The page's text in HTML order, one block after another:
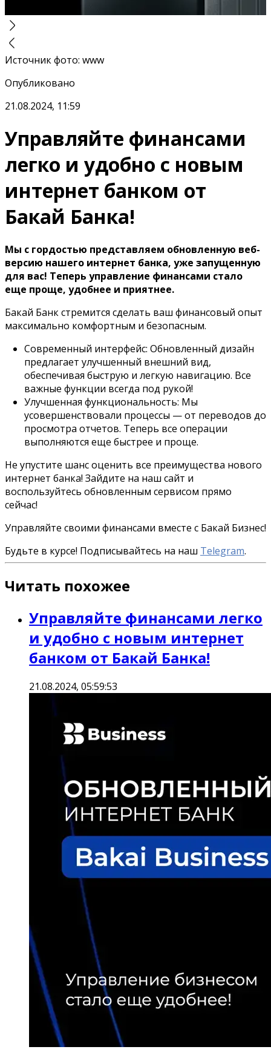
Источник фото: www
Опубликовано
21.08.2024, 11:59
Управляйте финансами
легко и удобно с новым
интернет банком от
Бакай Банка!
Мы с гордостью представляем обновленную веб-
версию нашего интернет банка, уже запущенную
для вас! Теперь управление финансами стало
еще проще, удобнее и приятнее.
Бакай Банк стремится сделать ваш финансовый опыт
максимально комфортным и безопасным.
Современный интерфейс: Обновленный дизайн
предлагает улучшенный внешний вид,
обеспечивая быструю и легкую навигацию. Все
важные функции всегда под рукой!
Улучшенная функциональность: Мы
усовершенствовали процессы — от переводов до
просмотра отчетов. Теперь все операции
выполняются еще быстрее и проще.
Не упустите шанс оценить все преимущества нового
интернет банка! Зайдите на наш сайт и
воспользуйтесь обновленным сервисом прямо
сейчас!
Управляйте своими финансами вместе с Бакай Бизнес!
Будьте в курсе! Подписывайтесь на наш Telegram.
Читать похожее
Управляйте финансами легко
и удобно с новым интернет
банком от Бакай Банка!
21.08.2024, 05:59:53